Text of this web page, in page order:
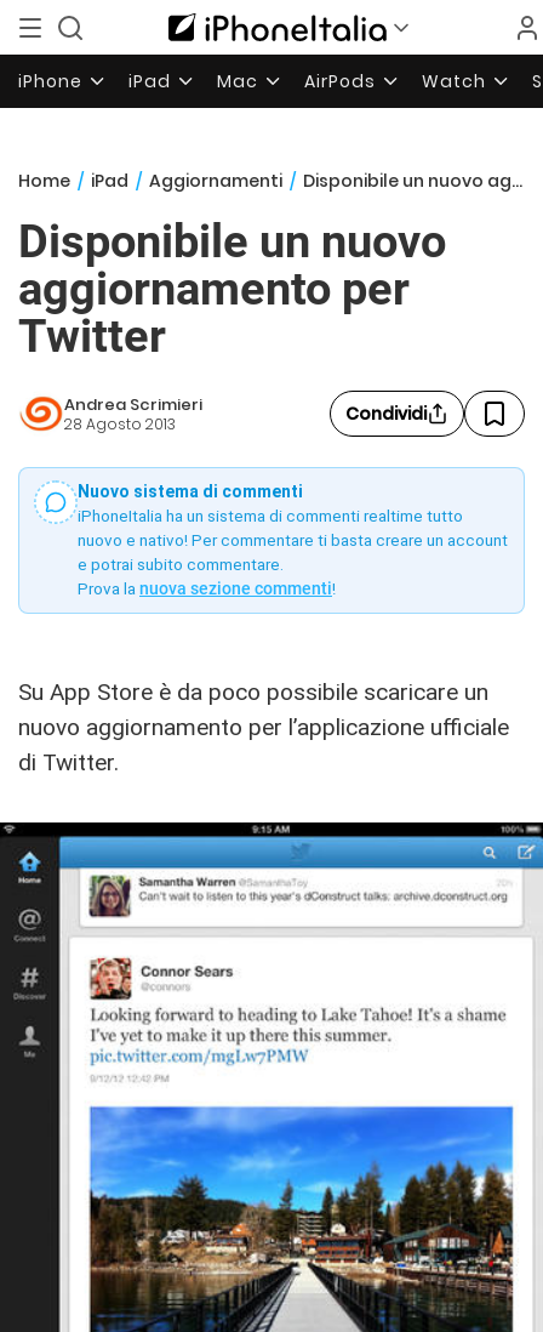
iPhone iPad Mac AirPods Watch
Home / iPad / Aggiornamenti / Disponibile un nuovo aggiornamento per Twitter
Disponibile un nuovo
aggiornamento per
Twitter
Andrea Scrimieri
28 Agosto 2013 Condividi
Nuovo sistema di commenti
iPhoneItalia ha un sistema di commenti realtime tutto
nuovo e nativo! Per commentare ti basta creare un account
e potrai subito commentare.
Prova la nuova sezione commenti!
Su App Store è da poco possibile scaricare un
nuovo aggiornamento per l’applicazione ufficiale
di Twitter.